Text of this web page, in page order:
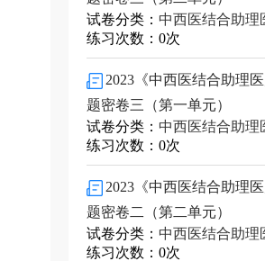
试卷分类： 中西医结合助理
练习次数：0次
2023《中西医结合助理
题密卷三（第一单元）
试卷分类： 中西医结合助理
练习次数：0次
2023《中西医结合助理
题密卷二（第二单元）
试卷分类： 中西医结合助理
练习次数：0次